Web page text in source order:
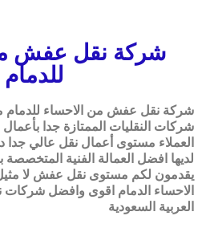
شركة نقل عفش
للدمام
شركة نقل عفش من الاحساء
شركات النقليات الممتازة جدا
العملاء مستوى أعمال نقل عالي جدا
لديها افضل العمالة الفنية
يقدمون لكم مستوى نقل عفش لا
الاحساء الدمام اقوى وافضل
العربية السعودية